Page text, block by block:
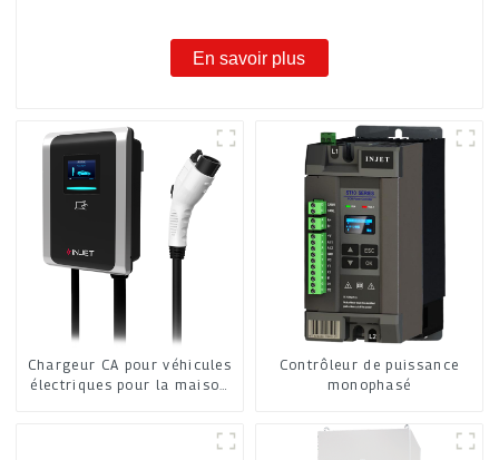
En savoir plus
Chargeur CA pour véhicules
électriques pour la maison
Contrôleur de puissance
monophasé